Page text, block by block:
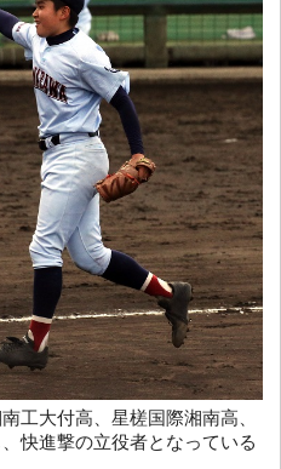
工大付高、星槎国際湘南高、
快進撃の立役者となっている